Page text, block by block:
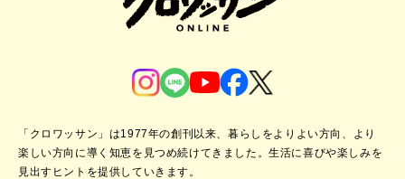
「クロワッサン」は1977年の創刊以来、暮らしをよりよい方向、より
楽しい方向に導く知恵を見つめ続けてきました。生活に喜びや楽しみを
見出すヒントを提供していきます。